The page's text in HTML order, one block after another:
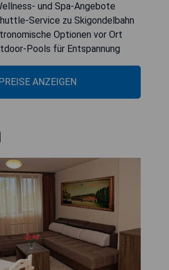
und Spa-Angebote
Service zu Skigondelbahn
Optionen vor Ort
Pools für Entspannung
PREISE ANZEIGEN